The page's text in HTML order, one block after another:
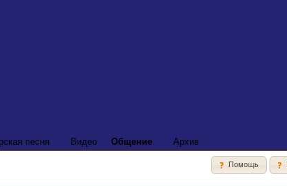
песня Видео Общение Архив
Помощь